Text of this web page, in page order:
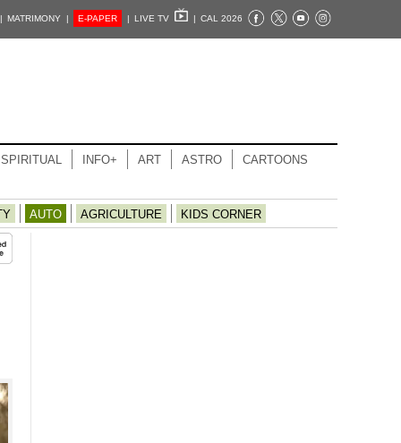
MATRIMONY | E-PAPER | LIVE TV | CAL 2026
SPIRITUAL INFO+ ART ASTRO CARTOONS
AUTO AGRICULTURE KIDS CORNER